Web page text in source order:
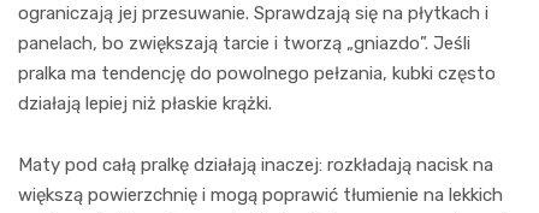
ograniczają jej przesuwanie. Sprawdzają się na płytkach i
panelach, bo zwiększają tarcie i tworzą „gniazdo”. Jeśli
pralka ma tendencję do powolnego pełzania, kubki często
działają lepiej niż płaskie krążki.
Maty pod całą pralkę działają inaczej: rozkładają nacisk na
większą powierzchnię i mogą poprawić tłumienie na lekkich